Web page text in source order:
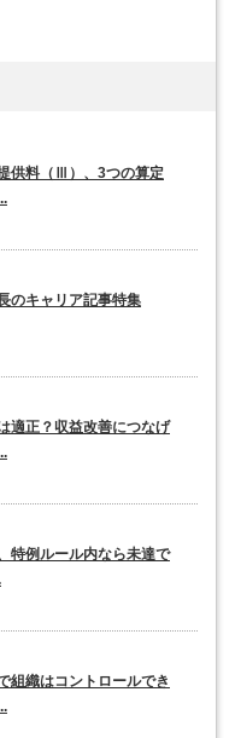
供料（Ⅲ）、3つの算定
のキャリア記事特集
適正？収益改善につなげ
特例ルール内なら未達で
組織はコントロールでき